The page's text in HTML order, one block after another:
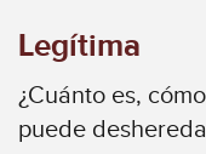
Legítima
¿Cuánto es,
puede